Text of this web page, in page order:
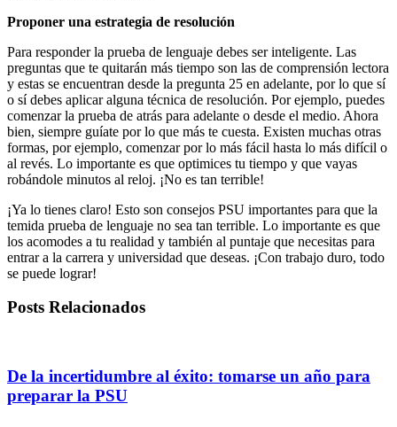
Proponer una estrategia de resolución
Para responder la prueba de lenguaje debes ser inteligente. Las
preguntas que te quitarán más tiempo son las de comprensión lectora
y estas se encuentran desde la pregunta 25 en adelante, por lo que sí
o sí debes aplicar alguna técnica de resolución. Por ejemplo, puedes
comenzar la prueba de atrás para adelante o desde el medio. Ahora
bien, siempre guíate por lo que más te cuesta. Existen muchas otras
formas, por ejemplo, comenzar por lo más fácil hasta lo más difícil o
al revés. Lo importante es que optimices tu tiempo y que vayas
robándole minutos al reloj. ¡No es tan terrible!
¡Ya lo tienes claro! Esto son consejos PSU importantes para que la
temida prueba de lenguaje no sea tan terrible. Lo importante es que
los acomodes a tu realidad y también al puntaje que necesitas para
entrar a la carrera y universidad que deseas. ¡Con trabajo duro, todo
se puede lograr!
Posts Relacionados
De la incertidumbre al éxito: tomarse un año para
preparar la PSU